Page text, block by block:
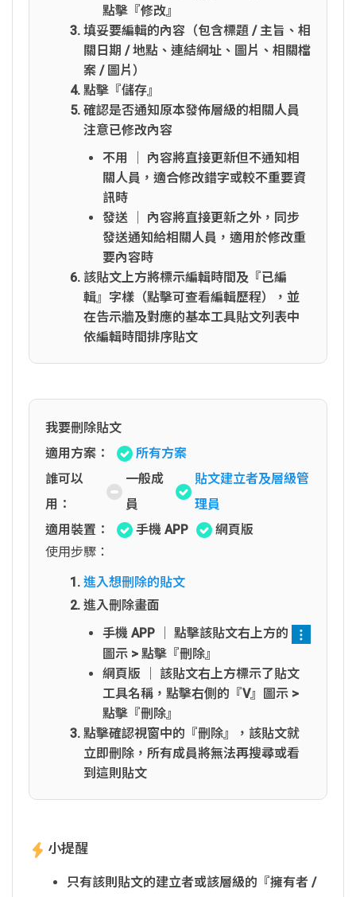
點擊『修改』
填妥要編輯的內容（包含標題 / 主旨、相
關日期 / 地點、連結網址、圖片、相關檔
案 / 圖片）
點擊『儲存』
確認是否通知原本發佈層級的相關人員
注意已修改內容
不用 │ 內容將直接更新但不通知相
關人員，適合修改錯字或較不重要資
訊時
發送 │ 內容將直接更新之外，同步
發送通知給相關人員，適用於修改重
要內容時
該貼文上方將標示編輯時間及『已編
輯』字樣（點擊可查看編輯歷程），並
在告示牆及對應的基本工具貼文列表中
依編輯時間排序貼文
我要刪除貼文
適用方案：
所有方案
誰可以
用：
一般成
員
貼文建立者及層級管
理員
適用裝置：
手機 APP
網頁版
使用步驟：
進入想刪除的貼文
進入刪除畫面
手機 APP │ 點擊該貼文右上方的
圖示 > 點擊『刪除』
網頁版 │ 該貼文右上方標示了貼文
工具名稱，點擊右側的『V』圖示 >
點擊『刪除』
點擊確認視窗中的『刪除』，該貼文就
立即刪除，所有成員將無法再搜尋或看
到這則貼文
小提醒
只有該則貼文的建立者或該層級的『擁有者 /